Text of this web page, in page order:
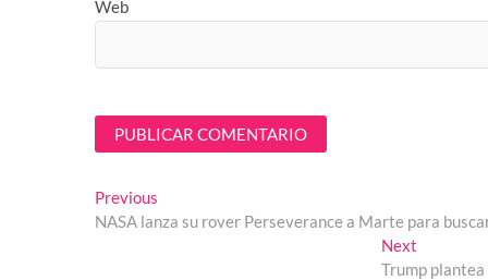
Web
Navegación
de
Previous
post:
NASA lanza su rover Perseverance a Marte para
Next
post:
Trump